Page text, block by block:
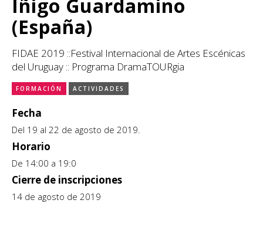
CCE en el interior/libros
Espacio itinerante de lectura infantil
Exposiciones
Formación
Género y Diversidad
Letras
Medio Ambiente
Música
Sin categoría
Iñigo Guardamino
(España)
FIDAE 2019 ::Festival Internacional de Artes Escénicas
del Uruguay :: Programa DramaTOURgia
FORMACIÓN ACTIVIDADES
Fecha
Del 19 al 22 de agosto de 2019.
Horario
De 14:00 a 19:0
Cierre de inscripciones
14 de agosto de 2019